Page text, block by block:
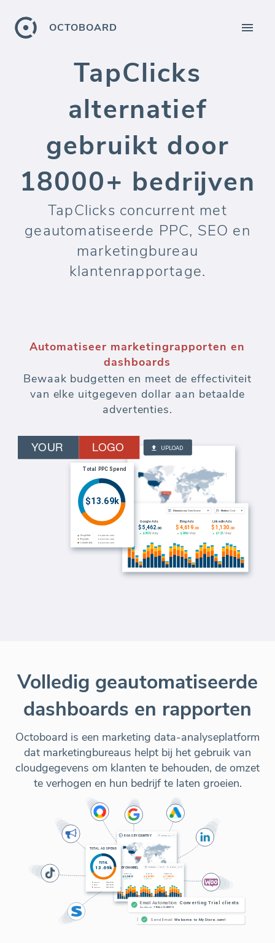
OCTOBOARD
TapClicks
alternatief
gebruikt door
18000+ bedrijven
TapClicks concurrent met
geautomatiseerde PPC, SEO en
marketingbureau
klantenrapportage.
Automatiseer marketingrapporten en
dashboards
Bewaak budgetten en meet de effectiviteit
van elke uitgegeven dollar aan betaalde
advertenties.
Volledig geautomatiseerde
dashboards en rapporten
Octoboard is een marketing data-analyseplatform
dat marketingbureaus helpt bij het gebruik van
cloudgegevens om klanten te behouden, de omzet
te verhogen en hun bedrijf te laten groeien.